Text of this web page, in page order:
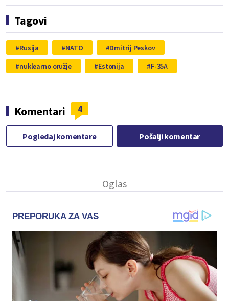
Tagovi
Rusija NATO
Dmitrij Peskov
nuklearno oružje
Estonija F-35A
Komentari 4
Pogledaj komentare Pošalji komentar
PREPORUKA ZA VAS